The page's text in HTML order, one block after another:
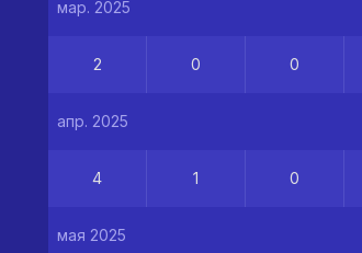
мар. 2025
2 0 0
апр. 2025
4 1 0
мая 2025